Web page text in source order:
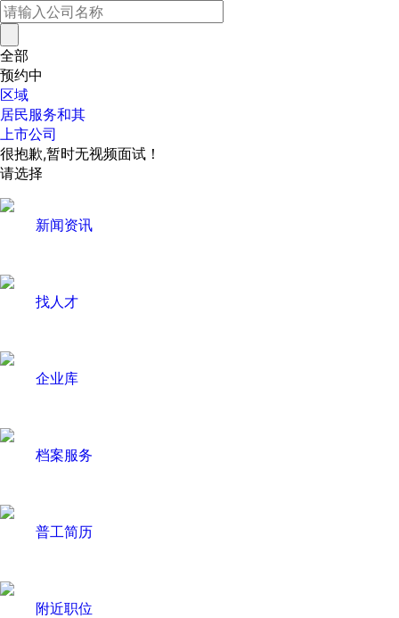
全部
预约中
区域
居民服务和其
上市公司
很抱歉,暂时无视频面试！
请选择
新闻资讯
找人才
企业库
档案服务
普工简历
附近职位